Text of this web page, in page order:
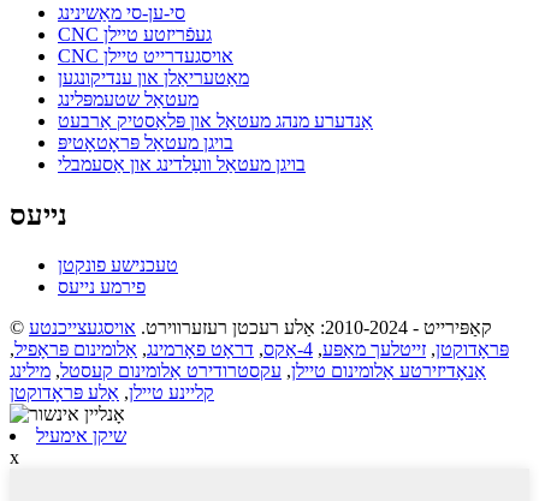
סי-ען-סי מאַשינינג
CNC געפֿריזטע טיילן
CNC אויסגעדרייט טיילן
מאַטעריאַלן און ענדיקונגען
מעטאַל שטעמפּלינג
אַנדערע מנהג מעטאַל און פּלאַסטיק אַרבעט
בויגן מעטאַל פּראָטאָטיפּ
בויגן מעטאַל וועַלדינג און אַסעמבלי
נייעס
טעכנישע פונקטן
פירמע נייעס
© קאַפּירייט - 2010-2024: אַלע רעכטן רעזערווירט.
אויסגעצייכנטע
פּראָדוקטן, זייטלעך מאַפּע, 4-אַקס , דראָט פאָרמינג, אַלומינום פּראָפיל,
אַנאָדיזירטע אַלומינום טיילן, עקסטרודירט אַלומינום קעסטל, מילינג
קליינע טיילן, אַלע פּראָדוקטן
שיקן אימעיל
x